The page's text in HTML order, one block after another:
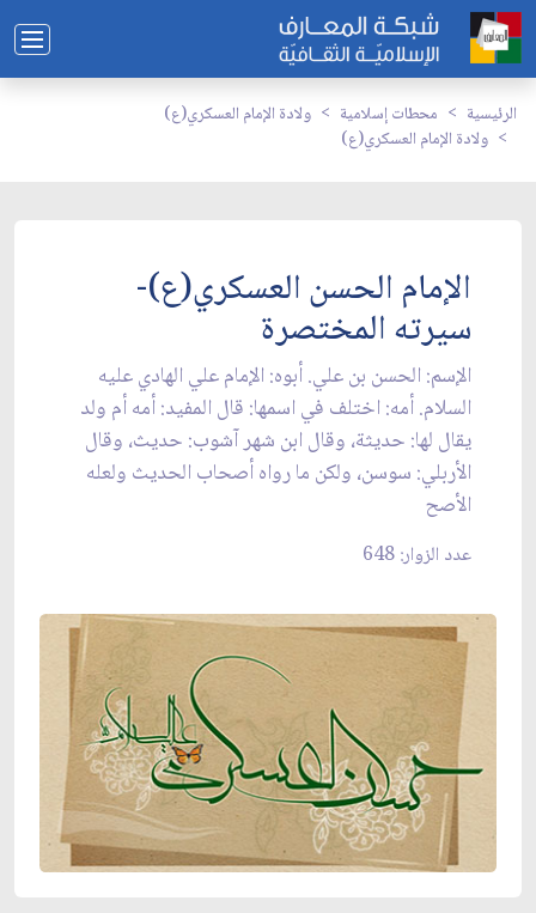
الرئيسية محطات إسلامية
ولادة الإمام العسكري(ع)
ولادة الإمام العسكري(ع)
الإمام الحسن العسكري(ع)-
سيرته المختصرة
الإسم: الحسن بن علي. أبوه: الإمام علي الهادي عليه
السلام. أمه: اختلف في اسمها: قال المفيد: أمه أم ولد
يقال لها: حديثة، وقال ابن شهر آشوب: حديث، وقال
الأربلي: سوسن، ولكن ما رواه أصحاب الحديث ولعله
الأصح
عدد الزوار: 648